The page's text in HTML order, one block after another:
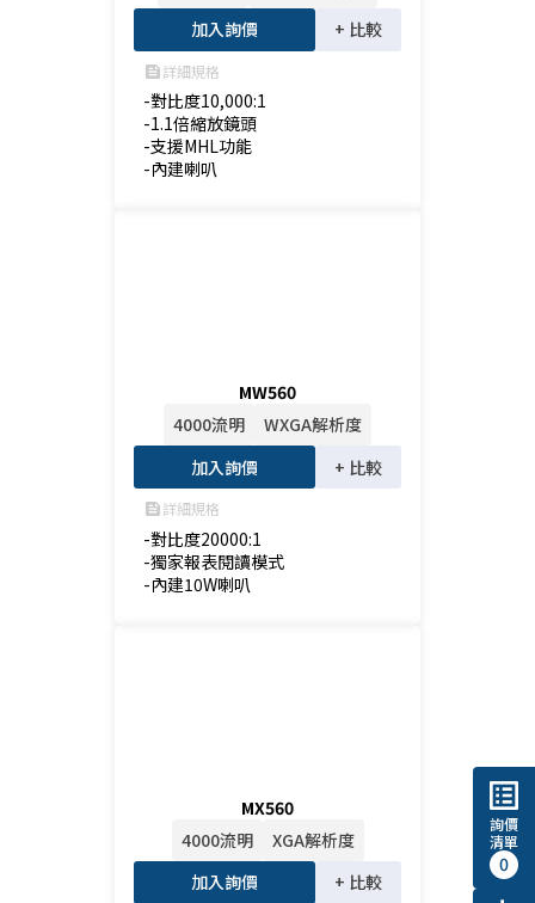
加入詢價
+ 比較
feed詳細規格
-對比度10,000:1
-1.1倍縮放鏡頭
-支援MHL功能
-內建喇叭
MW560
4000流明
WXGA解析度
加入詢價
+ 比較
feed詳細規格
-對比度20000:1
-獨家報表閱讀模式
-內建10W喇叭
MX560
4000流明
XGA解析度
加入詢價
+ 比較
list_alt
詢價
清單
0